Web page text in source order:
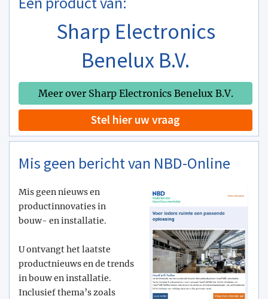
Sharp Electronics
Benelux B.V.
Meer over Sharp Electronics Benelux B.V.
Stel hier uw vraag
Mis geen bericht van NBD-Online
Mis geen nieuws en
productinnovaties in
bouw- en installatie.
U ontvangt het laatste
productnieuws en de trends
in bouw en installatie.
Inclusief thema’s zoals